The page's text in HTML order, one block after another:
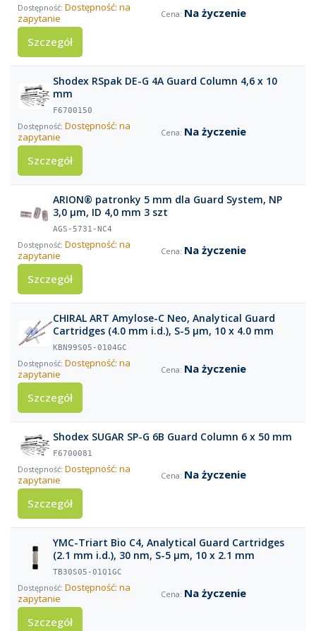
Dostępność: na
zapytanie
Na życzenie
Szczegół
Shodex RSpak DE-G 4A Guard Column 4,6 x 10
mm
F6700150
Dostępność: na
zapytanie
Na życzenie
Szczegół
ARION® patronky 5 mm dla Guard System, NP
3,0 µm, ID 4,0 mm 3 szt
AGS-5731-NC4
Dostępność: na
zapytanie
Na życzenie
Szczegół
CHIRAL ART Amylose-C Neo, Analytical Guard
Cartridges (4.0 mm i.d.), S-5 µm, 10 x 4.0 mm
KBN99S05-0104GC
Dostępność: na
zapytanie
Na życzenie
Szczegół
Shodex SUGAR SP-G 6B Guard Column 6 x 50 mm
F6700081
Dostępność: na
zapytanie
Na życzenie
Szczegół
YMC-Triart Bio C4, Analytical Guard Cartridges
(2.1 mm i.d.), 30 nm, S-5 µm, 10 x 2.1 mm
TB30S05-01Q1GC
Dostępność: na
zapytanie
Na życzenie
Szczegół